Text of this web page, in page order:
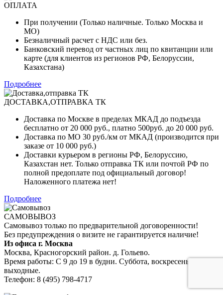
ОПЛАТА
При получении (Только наличные. Только Москва и
МО)
Безналичный расчет с НДС или без.
Банковский перевод от частных лиц по квитанции или
карте (для клиентов из регионов РФ, Белоруссии,
Казахстана)
Подробнее
ДОСТАВКА,ОТПРАВКА ТК
Доставка по Москве в пределах МКАД до подъезда
бесплатно от 20 000 руб., платно 500руб. до 20 000 руб.
Доставка по МО 30 руб./км от МКАД (производится при
заказе от 10 000 руб.)
Доставки курьером в регионы РФ, Белоруссию,
Казахстан нет. Только отправка ТК или почтой РФ по
полной предоплате под официальный договор!
Наложенного платежа нет!
Подробнее
САМОВЫВОЗ
Самовывоз только по предварительной договоренности!
Без предупреждения о визите не гарантируется наличие!
Из офиса г. Москва
Москва, Красногорский район. д. Гольево.
Время работы: С 9 до 19 в будни. Суббота, воскресенье —
выходные.
Телефон: 8 (495) 798-4717